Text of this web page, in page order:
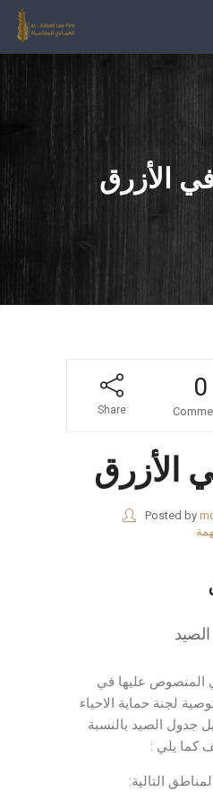
الأزرق
0
Share
الأزرق
Posted by
المنصوص عليها في
لجنة حماية الاحياء
جدول الصيد بالنسبة
كما يلي :